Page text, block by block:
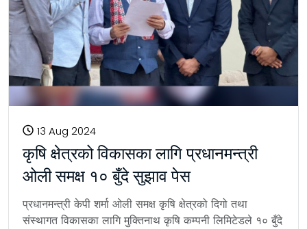
13 Aug 2024
कृषि क्षेत्रको विकासका लागि प्रधानमन्त्री
ओली समक्ष १० बुँदे सुझाव पेस
प्रधानमन्त्री केपी शर्मा ओली समक्ष कृषि क्षेत्रको दिगो तथा
संस्थागत विकासका लागि मुक्तिनाथ कृषि कम्पनी लिमिटेडले १० बुँदे